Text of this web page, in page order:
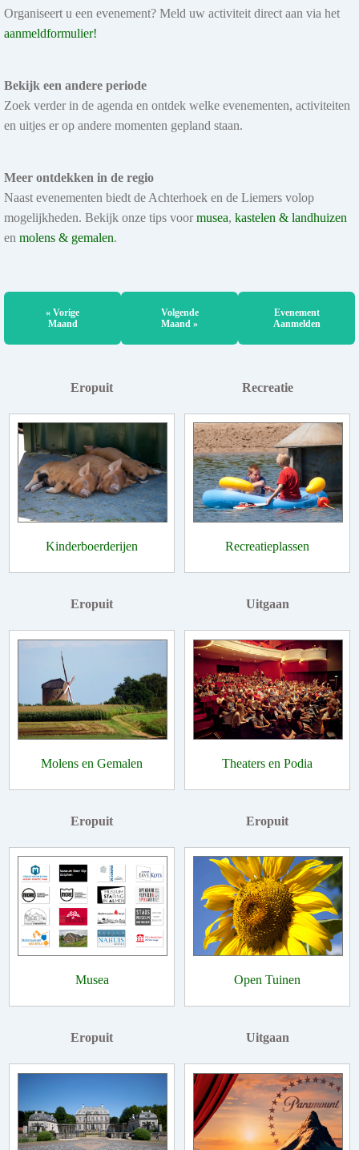
Organiseert u een evenement? Meld uw activiteit direct aan via het
aanmeldformulier!
Bekijk een andere periode
Zoek verder in de agenda en ontdek welke evenementen, activiteiten
en uitjes er op andere momenten gepland staan.
Meer ontdekken in de regio
Naast evenementen biedt de Achterhoek en de Liemers volop
mogelijkheden. Bekijk onze tips voormusea, kastelen & landhuizen
en molens & gemalen.
« Vorige
Maand
Volgende
Maand »
Evenement
Aanmelden
Eropuit
Kinderboerderijen
Recreatie
Recreatieplassen
Eropuit
Molens en Gemalen
Uitgaan
Theaters en Podia
Eropuit
Musea
Eropuit
Open Tuinen
Eropuit Uitgaan